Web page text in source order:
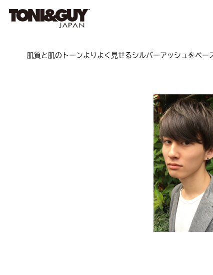
肌質と肌のトーンよりよく見せるシルバーアッシュをベ